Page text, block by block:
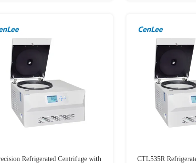
Refrigerated Centrifuge with
CTL535R